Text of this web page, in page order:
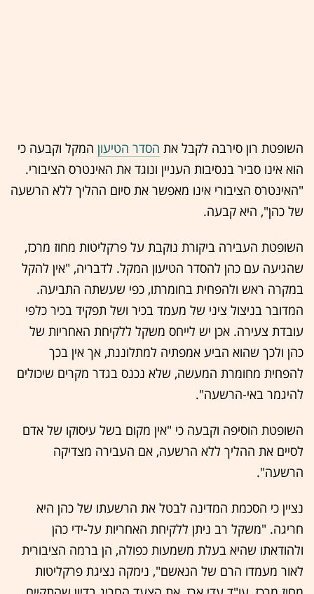
השופטת רון סירבה לקבל את הסדר הטיעון המקל וקבעה כי
הוא אינו סביר בנסיבות העניין ונוגד את האינטרס הציבורי.
"האינטרס הציבורי אינו מאפשר את סיום ההליך ללא הרשעה
של כהן", היא קבעה.
השופטת העבירה ביקורת נוקבת על פרקליטות מחוז מרכז,
שהגיעה עם כהן להסדר הטיעון המקל. לדבריה, "אין להקל
במקרה ראש ולהפחית בחומרתו, כפי שעשתה התביעה.
המדובר בניצול ציני של מעמד בכיר ושל תפקיד בכיר כלפי
עובדת צעירה. אכן יש לייחס משקל ללקיחת האחריות של
כהן ולכך שהוא הביע אמפתיה למתלוננת, אך אין בכך
להפחית מחומרת המעשה, שלא נכנס בגדר מקרים שיכולים
להיגמר באי-הרשעה".
השופטת הוסיפה וקבעה כי "אין מקום בשל עיסוקו של אדם
לסיים את ההליך ללא הרשעה, אם העבירה מצדיקה
הרשעה".
נציין כי הסכמת המדינה לבטל את הרשעתו של כהן היא
חריגה. "משקל רב ניתן ללקיחת האחריות על-ידי כהן
ולהודאתו שהיא בעלת משמעות כפולה, הן ברמה הציבורית
לאור מעמדו הרם של הנאשם", נימקה נציגת פרקליטות